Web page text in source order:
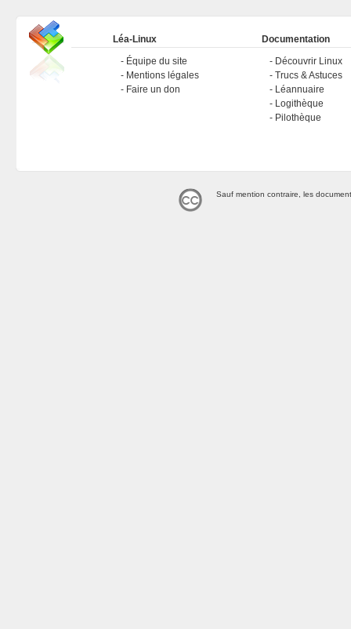
Léa-Linux
Équipe du site
Mentions légales
Faire un don
Documentation
Découvrir Linux
Trucs & Astuces
Léannuaire
Logithèque
Pilothèque
Sauf mention contraire, les